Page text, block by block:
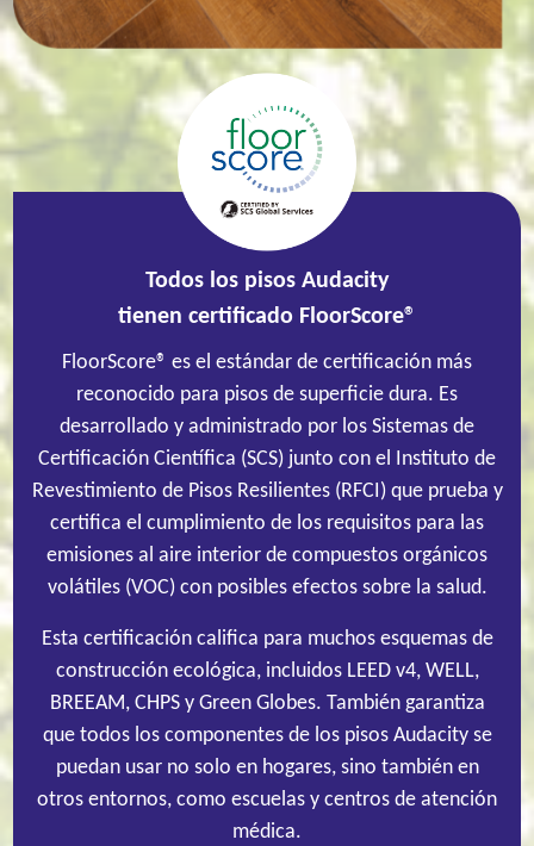
Todos los pisos Audacity
tienen certificado FloorScore®
FloorScore® es el estándar de certificación más
reconocido para pisos de superficie dura. Es
desarrollado y administrado por los Sistemas de
Certificación Científica (SCS) junto con el Instituto de
Revestimiento de Pisos Resilientes (RFCI) que prueba y
certifica el cumplimiento de los requisitos para las
emisiones al aire interior de compuestos orgánicos
volátiles (VOC) con posibles efectos sobre la salud.
Esta certificación califica para muchos esquemas de
construcción ecológica, incluidos LEED v4, WELL,
BREEAM, CHPS y Green Globes. También garantiza
que todos los componentes de los pisos Audacity se
puedan usar no solo en hogares, sino también en
otros entornos, como escuelas y centros de atención
médica.